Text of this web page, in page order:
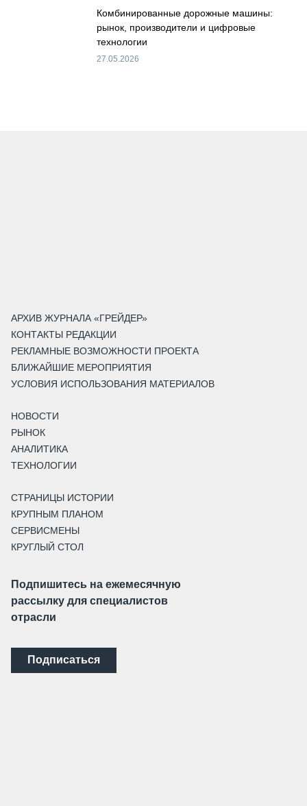
Комбинированные дорожные машины:
рынок, производители и цифровые
технологии
27.05.2026
АРХИВ ЖУРНАЛА «ГРЕЙДЕР»
КОНТАКТЫ РЕДАКЦИИ
РЕКЛАМНЫЕ ВОЗМОЖНОСТИ ПРОЕКТА
БЛИЖАЙШИЕ МЕРОПРИЯТИЯ
УСЛОВИЯ ИСПОЛЬЗОВАНИЯ МАТЕРИАЛОВ
НОВОСТИ
РЫНОК
АНАЛИТИКА
ТЕХНОЛОГИИ
СТРАНИЦЫ ИСТОРИИ
КРУПНЫМ ПЛАНОМ
СЕРВИСМЕНЫ
КРУГЛЫЙ СТОЛ
Подпишитесь на ежемесячную
рассылку для специалистов
отрасли
Подписаться